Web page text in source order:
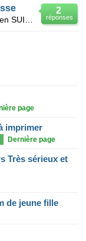
2
réponses
page
imprimer
Dernière page
Très sérieux et
de jeune fille